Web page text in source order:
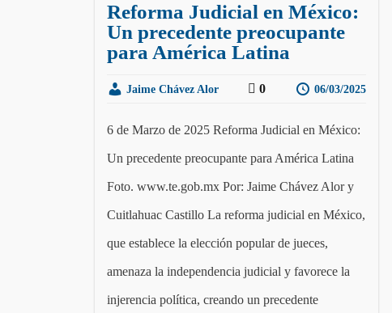
Reforma Judicial en México:
Un precedente preocupante
para América Latina
Jaime Chávez Alor 0 06/03/2025
6 de Marzo de 2025 Reforma Judicial en México:
Un precedente preocupante para América Latina
Foto. www.te.gob.mx Por: Jaime Chávez Alor y
Cuitlahuac Castillo La reforma judicial en México,
que establece la elección popular de jueces,
amenaza la independencia judicial y favorece la
injerencia política, creando un precedente